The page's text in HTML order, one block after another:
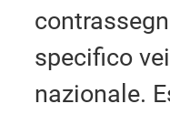
specifico
nazionale.